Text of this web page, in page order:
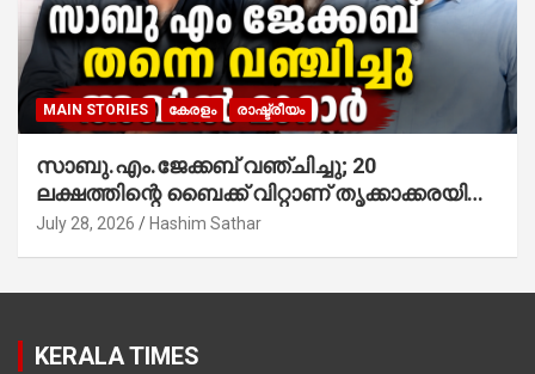
MAIN STORIES കേരളം രാഷ്ട്രീയം
സാബു.എം.ജേക്കബ് വഞ്ചിച്ചു; 20
ലക്ഷത്തിന്റെ ബൈക്ക് വിറ്റാണ് തൃക്കാക്കരയില്‍
മത്സരിച്ചത്! പ്രചാരണത്തിന് രണ്ടേ രണ്ടുപേര്‍
അഖില്‍ മാരാര്‍ ട്വന്റി 20 വിട്ടു
July 28, 2026 Hashim Sathar
KERALA TIMES